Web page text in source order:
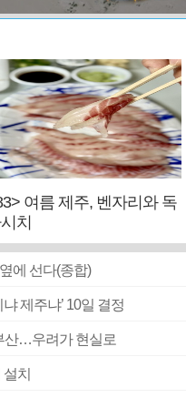
여름 제주, 벤자리와 독
치
에 선다(종합)
제주냐’ 10일 결정
산…우려가 현실로
치